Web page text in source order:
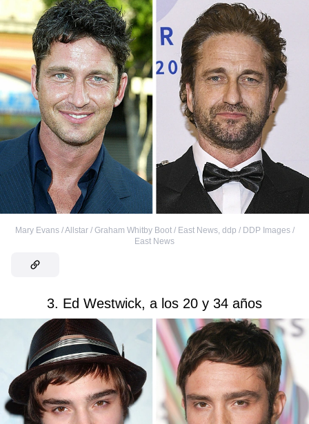
Mary Evans / Allstar / Graham Whitby Boot / East News, ddp / DDP Images /
East News
3. Ed Westwick, a los 20 y 34 años